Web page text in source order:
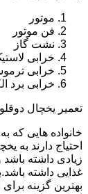
موتور
فن موتور
نشت گاز
خرابی
خرابی
خرابی برد
تعمیر یخچال
خانواده هایی که
احتیاج دارند به
زیادی داشته
غذایی داشته
بهترین گزینه